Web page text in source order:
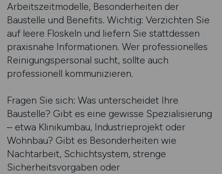
Arbeitszeitmodelle, Besonderheiten der
Baustelle und Benefits. Wichtig: Verzichten Sie
auf leere Floskeln und liefern Sie stattdessen
praxisnahe Informationen. Wer professionelles
Reinigungspersonal sucht, sollte auch
professionell kommunizieren.
Fragen Sie sich: Was unterscheidet Ihre
Baustelle? Gibt es eine gewisse Spezialisierung
– etwa Klinikumbau, Industrieprojekt oder
Wohnbau? Gibt es Besonderheiten wie
Nachtarbeit, Schichtsystem, strenge
Sicherheitsvorgaben oder